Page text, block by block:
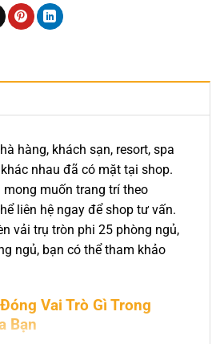
hàng, khách sạn, resort, spa
nhau đã có mặt tại shop.
mong muốn trang trí theo
liên hệ ngay để shop tư vấn.
vải trụ tròn phi 25 phòng ngủ,
ngủ, bạn có thể tham khảo
Đóng Vai Trò Gì Trong
Bạn